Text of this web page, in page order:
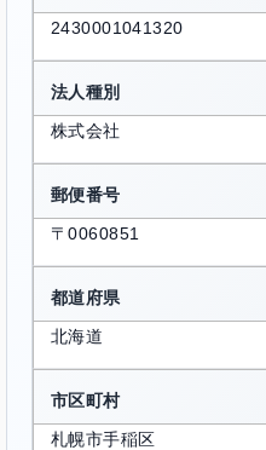
2430001041320
法人種別
株式会社
郵便番号
〒0060851
都道府県
北海道
市区町村
札幌市手稲区